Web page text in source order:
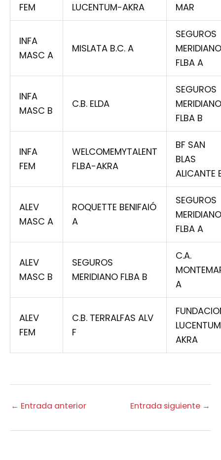
FEM
LUCENTUM-AKRA
MAR
INFA
MASC A
MISLATA B.C. A
SEGUROS
MERIDIANO
FLBA A
INFA
MASC B
C.B. ELDA
SEGUROS
MERIDIANO
FLBA B
INFA
FEM
WELCOMEMYTALENT
FLBA-AKRA
BF SAN
BLAS
ALICANTE
ALEV
MASC A
ROQUETTE BENIFAIÓ
A
SEGUROS
MERIDIANO
FLBA A
ALEV
MASC B
SEGUROS
MERIDIANO FLBA B
C.A.
A
ALEV
FEM
C.B. TERRALFAS ALV
F
AKRA
← Entrada anterior Entrada siguiente →